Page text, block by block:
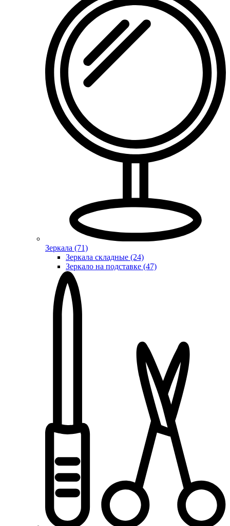
Зеркала (71)
Зеркала складные (24)
Зеркало на подставке (47)